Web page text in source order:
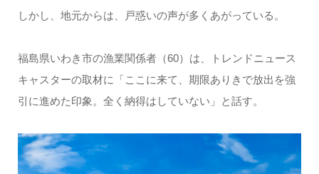
しかし、地元からは、戸惑いの声が多くあがっている。
福島県いわき市の漁業関係者（60）は、トレンドニュース
キャスターの取材に「ここに来て、期限ありきで放出を強
引に進めた印象。全く納得はしていない」と話す。